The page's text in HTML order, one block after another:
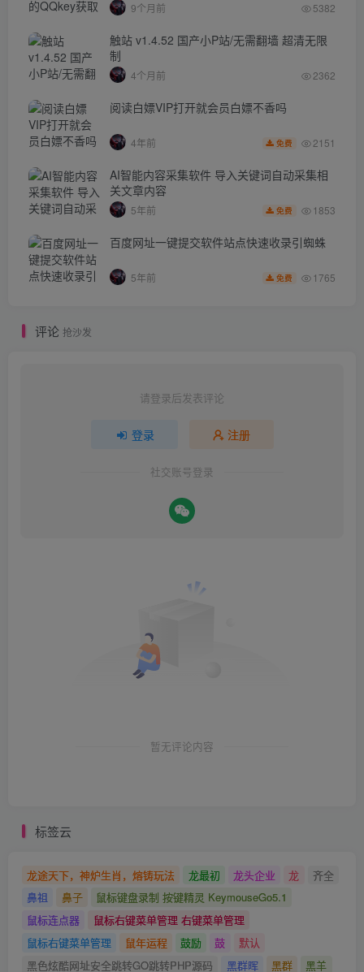
9个月前 5382
触站 v1.4.52 国产小P站/无需翻墙 超清无限
制
4个月前 2362
阅读白嫖VIP打开就会员白嫖不香吗
4年前 免费 2151
AI智能内容采集软件 导入关键词自动采集相
关文章内容
5年前 免费 1853
百度网址一键提交软件站点快速收录引蜘蛛
5年前 免费 1765
评论 抢沙发
请登录后发表评论
登录 注册
社交账号登录
暂无评论内容
标签云
龙途天下，神炉生肖，熔铸玩法 龙最初 龙头企业 龙
齐全
鼻祖
鼻子
鼠标键盘录制 按键精灵 KeymouseGo5.1
鼠标连点器
鼠标右键菜单管理 右键菜单管理
鼠标右键菜单管理
鼠年运程 鼓励 鼓
默认
黑色炫酷网址安全跳转GO跳转PHP源码
黑群晖 黑群 黑羊